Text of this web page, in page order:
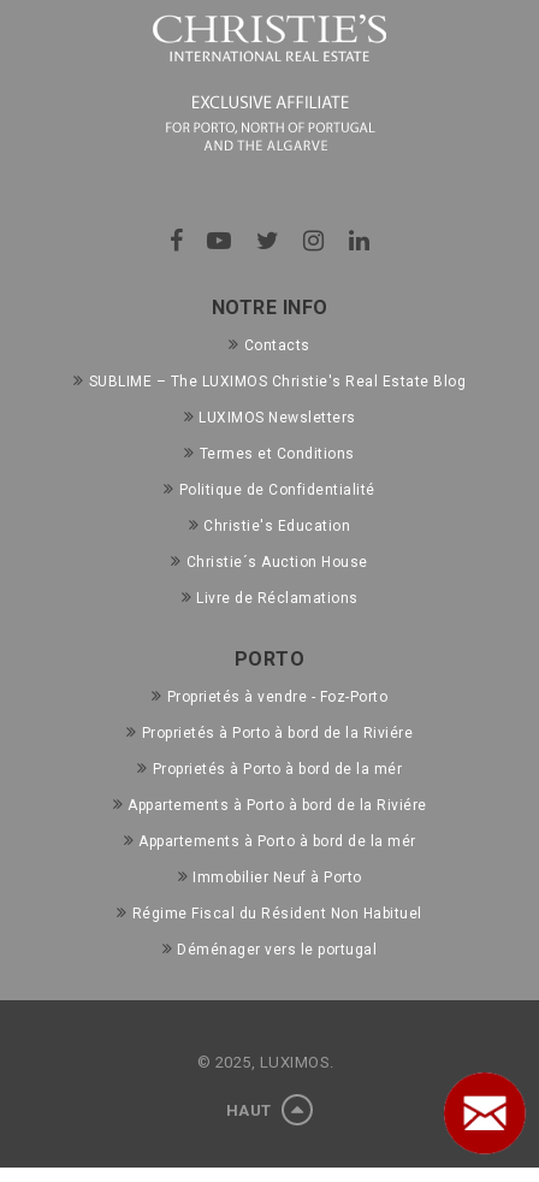
NOTRE INFO
Contacts
SUBLIME – The LUXIMOS Christie's Real Estate Blog
LUXIMOS Newsletters
Termes et Conditions
Politique de Confidentialité
Christie's Education
Christie´s Auction House
Livre de Réclamations
PORTO
Proprietés à vendre - Foz-Porto
Proprietés à Porto à bord de la Riviére
Proprietés à Porto à bord de la mér
Appartements à Porto à bord de la Riviére
Appartements à Porto à bord de la mér
Immobilier Neuf à Porto
Régime Fiscal du Résident Non Habituel
Déménager vers le portugal
© 2025, LUXIMOS.
HAUT